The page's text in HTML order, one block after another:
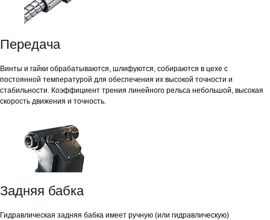
Передача
Винты и гайки обрабатываются, шлифуются, собираются в цехе с
постоянной температурой для обеспечения их высокой точности и
стабильности. Коэффициент трения линейного рельса небольшой, высокая
скорость движения и точность.
Задняя бабка
Гидравлическая задняя бабка имеет ручную (или гидравлическую)